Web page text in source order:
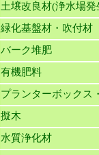
土壌改良材(浄水場
緑化基盤材・吹付材
バーク堆肥
有機肥料
プランターボックス
擬木
水質浄化材